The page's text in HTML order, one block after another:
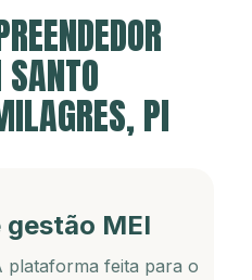
PI
MEI
plataforma feita para o